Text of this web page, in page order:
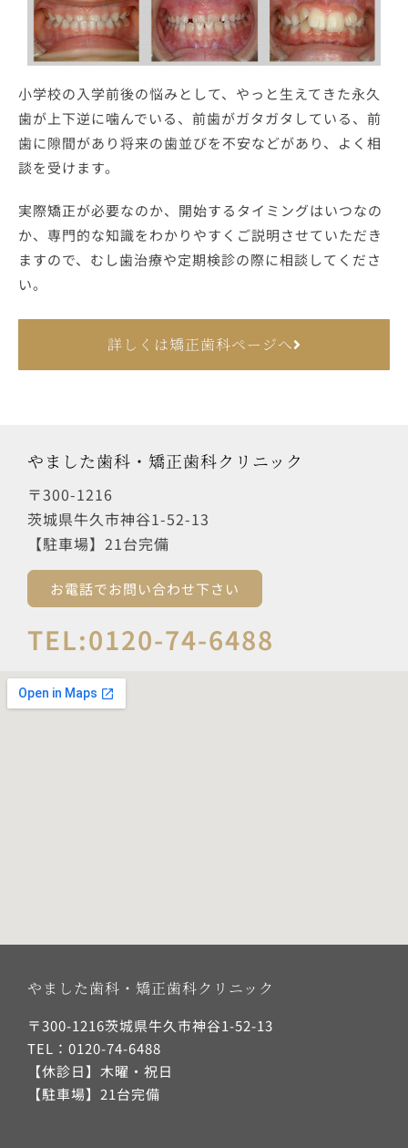
小学校の入学前後の悩みとして、やっと生えてきた永久
歯が上下逆に噛んでいる、前歯がガタガタしている、前
歯に隙間があり将来の歯並びを不安などがあり、よく相
談を受けます。
実際矯正が必要なのか、開始するタイミングはいつなの
か、専門的な知識をわかりやすくご説明させていただき
ますので、むし歯治療や定期検診の際に相談してくださ
い。
詳しくは矯正歯科ページへ
やました歯科・矯正歯科クリニック
〒300-1216
茨城県牛久市神谷1-52-13
【駐車場】21台完備
お電話でお問い合わせ下さい
TEL:0120-74-6488
やました歯科・矯正歯科クリニック
〒300-1216茨城県牛久市神谷1-52-13
TEL：0120-74-6488
【休診日】木曜・祝日
【駐車場】21台完備